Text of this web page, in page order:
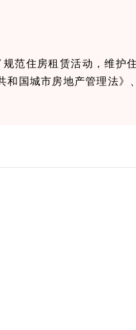
规范住房租赁活动，维护
和国城市房地产管理法
、单位自管住房、公共